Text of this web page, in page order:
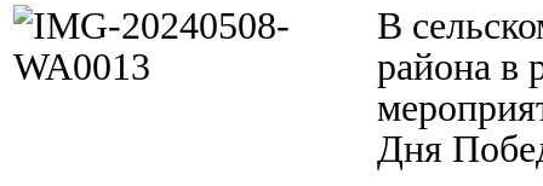
В
района в
Дня